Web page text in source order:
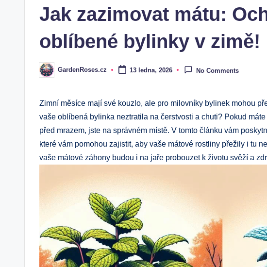
Jak zazimovat mátu:
oblíbené bylinky v zimě!
Posted
by
GardenRoses.cz 13 ledna, 2026 No Comments
Zimní měsíce mají své kouzlo, ale pro milovníky bylinek mohou
vaše oblíbená bylinka neztratila na čerstvosti a chuti? Pokud
před mrazem, jste na správném místě. V tomto článku vám
které vám pomohou zajistit, aby vaše mátové rostliny přežily i tu
vaše mátové záhony budou i na jaře probouzet k životu svěží a